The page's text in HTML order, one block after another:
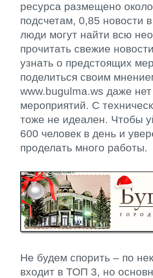
ресурса размещено
подсчетам, 0,85 новости
люди могут найти всю
прочитать свежие
узнать о предстоящих
поделиться своим
www.bugulma.ws даже
мероприятий. С
тоже не идеален. Чтобы
600 человек в день и
проделать много работы.
Не будем спорить – по
входит в ТОП 3, но